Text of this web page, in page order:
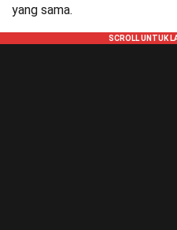
yang sama.